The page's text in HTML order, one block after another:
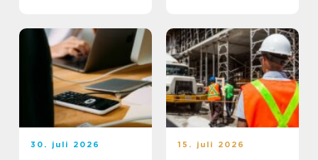
30. juli 2026 15. juli 2026